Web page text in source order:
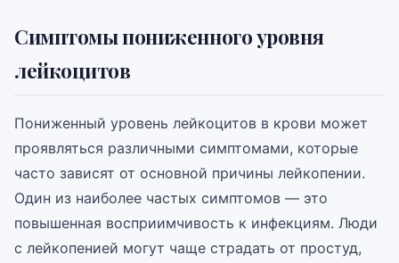
Симптомы пониженного уровня
лейкоцитов
Пониженный уровень лейкоцитов в крови может
проявляться различными симптомами, которые
часто зависят от основной причины лейкопении.
Один из наиболее частых симптомов — это
повышенная восприимчивость к инфекциям. Люди
с лейкопенией могут чаще страдать от простуд,